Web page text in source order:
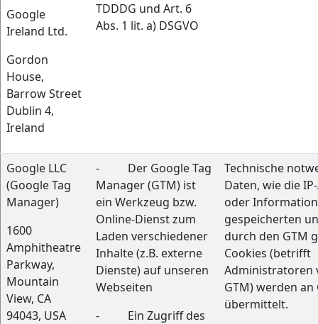
Google
Ireland Ltd.
Gordon
House,
Barrow Street
Dublin 4,
Ireland
TDDDG und Art. 6
Abs. 1 lit. a) DSGVO
Google LLC
(Google Tag
Manager)
1600
Amphitheatre
Parkway,
Mountain
View, CA
94043, USA
- Der Google Tag
Manager (GTM) ist
ein Werkzeug bzw.
Online-Dienst zum
Laden verschiedener
Inhalte (z.B. externe
Dienste) auf unseren
Webseiten
- Ein Zugriff des
Technische
Daten, wie die
oder
gespeicherten
durch den GTM
Cookies (betrifft
Administratoren
GTM) werden an
übermittelt.